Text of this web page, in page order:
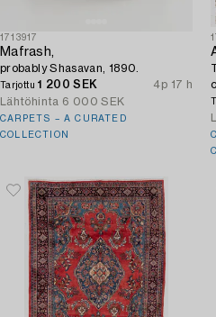
1713917
Mafrash,
probably Shasavan, 1890.
Tarjottu1 200 SEK
4p 17 h
Lähtöhinta 6 000 SEK
CARPETS – A CURATED
COLLECTION